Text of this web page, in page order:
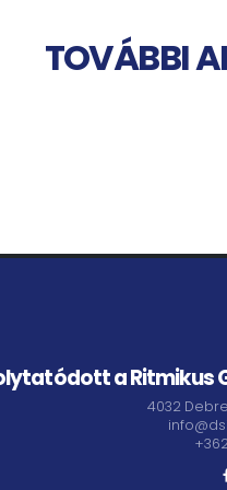
TOVÁBBI
a Ritmikus
4032